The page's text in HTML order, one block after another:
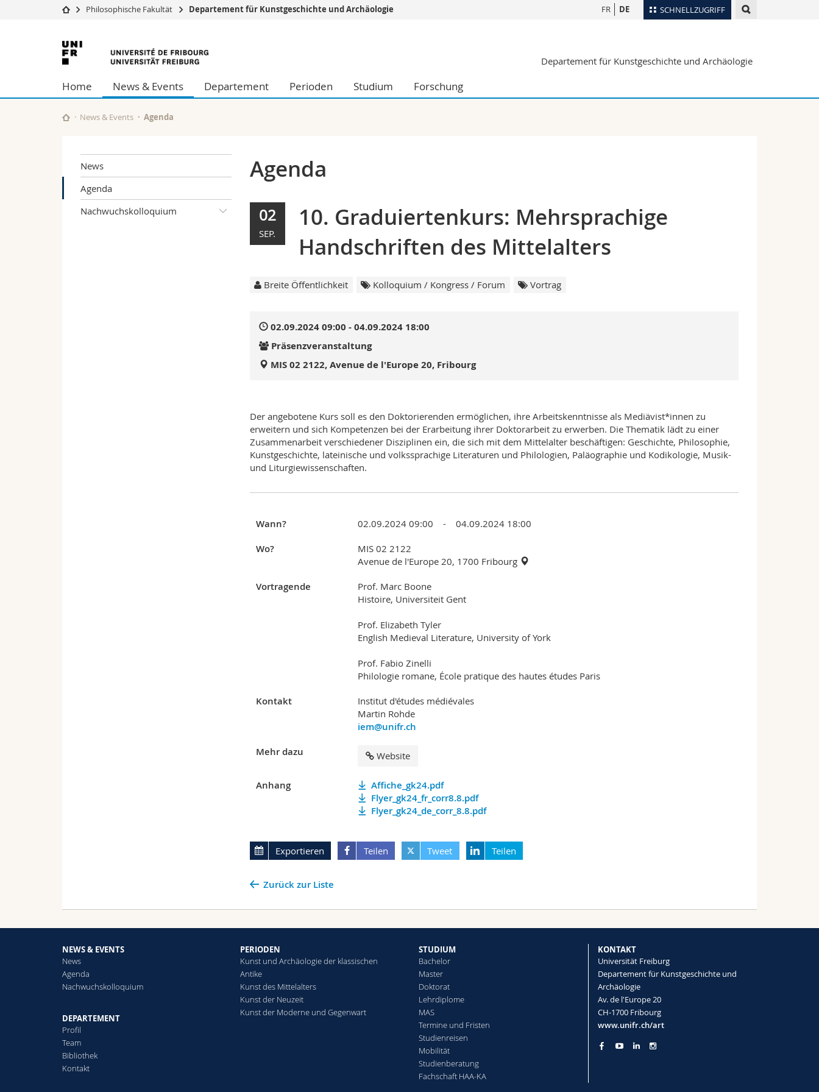
SCHNELLZUGRIFF
Universität
Studium
Forschung
Universität
Weiterbildung
Wirtschafts- und Sozialwissenschaftliche Fak.
Philosophische Fak.
Studieninteressierte
Forschende
Ortsplan
Webmail
FR DE
Philosophische Fakultät Departement für Kunstgeschichte und Archäologie
Universität
Freiburg
Departement für Kunstgeschichte und Archäologie
Home News & Events Departement Perioden Studium Forschung
News & Events Agenda
News
Agenda
Nachwuchskolloquium
Agenda
02
SEP.
10. Graduiertenkurs: Mehrsprachige
Handschriften des Mittelalters
Breite Öffentlichkeit Kolloquium / Kongress / Forum Vortrag
02.09.2024 09:00 - 04.09.2024 18:00
Präsenzveranstaltung
MIS 02 2122, Avenue de l'Europe 20, Fribourg
Der angebotene Kurs soll es den Doktorierenden ermöglichen, ihre Arbeitskenntnisse als Mediävist*innen zu
erweitern und sich Kompetenzen bei der Erarbeitung ihrer Doktorarbeit zu erwerben. Die Thematik lädt zu einer
Zusammenarbeit verschiedener Disziplinen ein, die sich mit dem Mittelalter beschäftigen: Geschichte, Philosophie,
Kunstgeschichte, lateinische und volkssprachige Literaturen und Philologien, Paläographie und Kodikologie, Musik-
und Liturgiewissenschaften.
Wann? 02.09.2024 09:00 - 04.09.2024 18:00
Wo?
MIS 02 2122
Avenue de l'Europe 20, 1700 Fribourg
Vortragende
Prof. Marc Boone
Histoire, Universiteit Gent
Prof. Elizabeth Tyler
English Medieval Literature, University of York
Prof. Fabio Zinelli
Philologie romane, École pratique des hautes études Paris
Kontakt
Institut d'études médiévales
Martin Rohde
iem@unifr.ch
Mehr dazu
Website
Anhang
Affiche_gk24.pdf
Flyer_gk24_fr_corr8.8.pdf
Flyer_gk24_de_corr_8.8.pdf
Exportieren Teilen Tweet Teilen
Zurück zur Liste
NEWS & EVENTS
News
Agenda
Nachwuchskolloquium
DEPARTEMENT
Profil
Team
Bibliothek
Kontakt
PERIODEN
Kunst und Archäologie der klassischen
Antike
Kunst des Mittelalters
Kunst der Neuzeit
Kunst der Moderne und Gegenwart
STUDIUM
Bachelor
Master
Doktorat
Lehrdiplome
MAS
Termine und Fristen
Studienreisen
Mobilität
Studienberatung
Fachschaft HAA-KA
KONTAKT
Universität Freiburg
Departement für Kunstgeschichte und
Archäologie
Av. de l'Europe 20
CH-1700 Fribourg
www.unifr.ch/art